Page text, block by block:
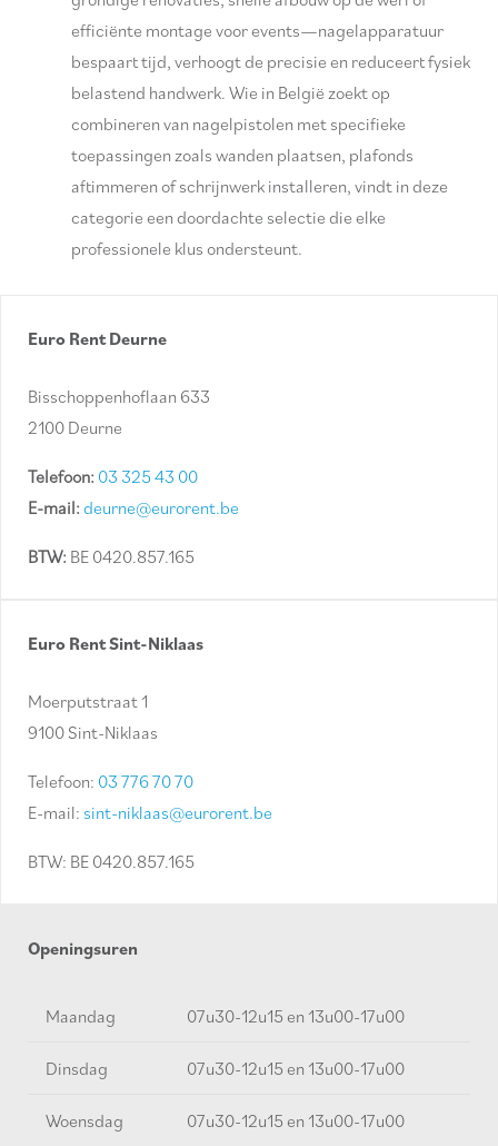
efficiënte montage voor events—nagelapparatuur
bespaart tijd, verhoogt de precisie en reduceert fysiek
belastend handwerk. Wie in België zoekt op
combineren van nagelpistolen met specifieke
toepassingen zoals wanden plaatsen, plafonds
aftimmeren of schrijnwerk installeren, vindt in deze
categorie een doordachte selectie die elke
professionele klus ondersteunt.
Euro Rent Deurne
Bisschoppenhoflaan 633
2100 Deurne
Telefoon: 03 325 43 00
E-mail: deurne@eurorent.be
BTW: BE 0420.857.165
Euro Rent Sint-Niklaas
Moerputstraat 1
9100 Sint-Niklaas
Telefoon: 03 776 70 70
E-mail: sint-niklaas@eurorent.be
BTW: BE 0420.857.165
Openingsuren
Maandag 07u30-12u15 en 13u00-17u00
Dinsdag 07u30-12u15 en 13u00-17u00
Woensdag 07u30-12u15 en 13u00-17u00